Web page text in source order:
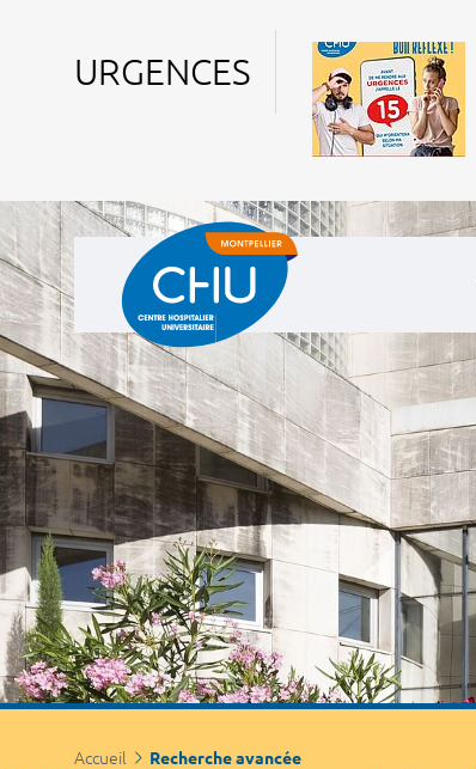
URGENCES
Accueil Recherche avancée